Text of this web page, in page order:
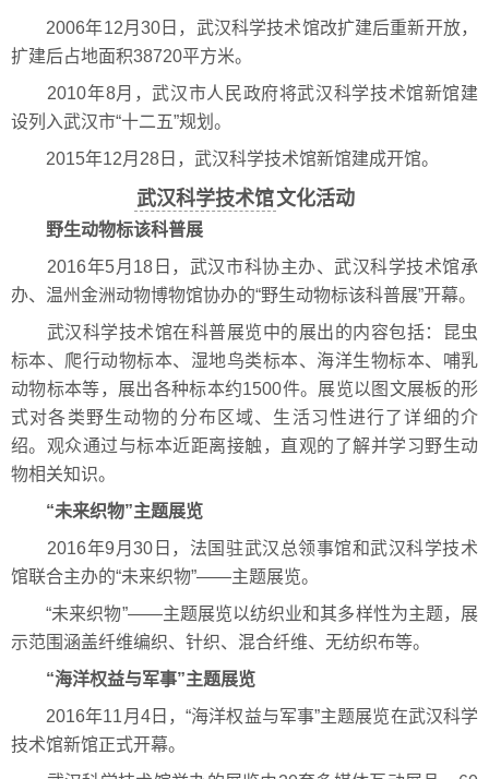
2006年12月30日，武汉科学技术馆改扩建后重新开放，
扩建后占地面积38720平方米。
2010年8月，武汉市人民政府将武汉科学技术馆新馆建
设列入武汉市“十二五”规划。
2015年12月28日，武汉科学技术馆新馆建成开馆。
武汉科学技术馆文化活动
野生动物标该科普展
2016年5月18日，武汉市科协主办、武汉科学技术馆承
办、温州金洲动物博物馆协办的“野生动物标该科普展”开幕。
武汉科学技术馆在科普展览中的展出的内容包括：昆虫
标本、爬行动物标本、湿地鸟类标本、海洋生物标本、哺乳
动物标本等，展出各种标本约1500件。展览以图文展板的形
式对各类野生动物的分布区域、生活习性进行了详细的介
绍。观众通过与标本近距离接触，直观的了解并学习野生动
物相关知识。
“未来织物”主题展览
2016年9月30日，法国驻武汉总领事馆和武汉科学技术
馆联合主办的“未来织物”——主题展览。
“未来织物”——主题展览以纺织业和其多样性为主题，展
示范围涵盖纤维编织、针织、混合纤维、无纺织布等。
“海洋权益与军事”主题展览
2016年11月4日，“海洋权益与军事”主题展览在武汉科学
技术馆新馆正式开幕。